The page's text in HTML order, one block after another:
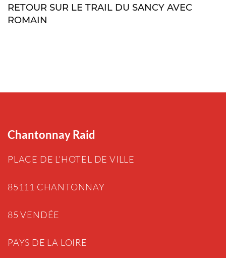
RETOUR SUR LE TRAIL DU SANCY AVEC
ROMAIN
Chantonnay Raid
PLACE DE L’HOTEL DE VILLE
85111 CHANTONNAY
85 VENDÉE
PAYS DE LA LOIRE